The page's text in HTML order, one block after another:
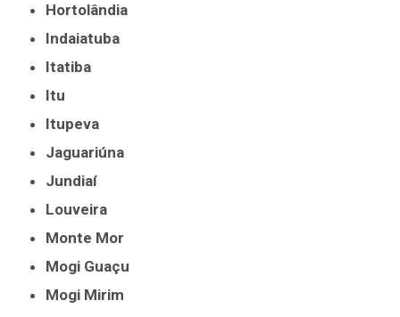
Hortolândia
Indaiatuba
Itatiba
Itu
Itupeva
Jaguariúna
Jundiaí
Louveira
Monte Mor
Mogi Guaçu
Mogi Mirim